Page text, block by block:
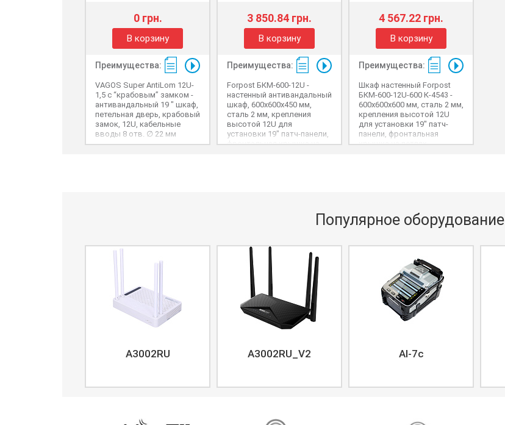
0 грн.
В корзину
Преимущества:
VAGOS Super AntiLom 12U-
1,5 с “крабовым” замком -
антивандальный 19 " шкаф,
петельная дверь, крабовый
замок, 12U, кабельные
вводы 8 отв. ∅ 22 мм
3 850.84 грн.
В корзину
Преимущества:
Forpost БКМ-600-12U -
настенный антивандальный
шкаф, 600x600x450 мм,
сталь 2 мм, крепления
высотой 12U для
установки 19" патч-панели,
фронтальная крышка на
4 567.22 грн.
В корзину
Преимущества:
Шкаф настенный Forpost
БКМ-600-12U-600 К-4543 -
600x600x600 мм, сталь 2 мм,
крепления высотой 12U
для установки 19" патч-
панели, фронтальная
крышка на петлях,
Популярное оборудование
A3002RU A3002RU_V2 AI-7c